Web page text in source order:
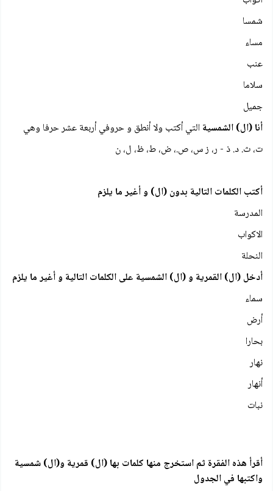
شمسا
مساء
عنب
سلاما
جميل
أنا (ال) الشمسية التي أكتب ولا أنطق و حروفي أربعة عشر حرفا وهي
ت، ث. د. ذ - ر، ز س، ص.، ض، ط، ظ، ل، ن
أكتب الكلمات التالية بدون (ال) و أغير ما يلزم
المدرسة
الاكواب
النحلة
أدخل (ال) القمرية و (ال) الشمسية على الكلمات التالية و أغير ما يلزم
سماء
أرض
بحارا
نهار
أنهار
نبات
أقرأ هذه الفقرة ثم استخرج منها كلمات بها (ال) قمرية و(ال) شمسية
واكتبها في الجدول